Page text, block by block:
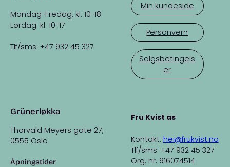
Mandag-Fredag: kl. 10-18
Lørdag: kl. 10-17
Tlf/sms: +47 932 45 327
Grünerløkka
Thorvald Meyers gate 27,
0555 Oslo
Åpningstider
Min kundeside
Personvern
Salgsbetingels
er
Fru Kvist as
Kontakt: hei@frukvist.no
Tlf/sms: +47 932 45 327
Org. nr. 916074514